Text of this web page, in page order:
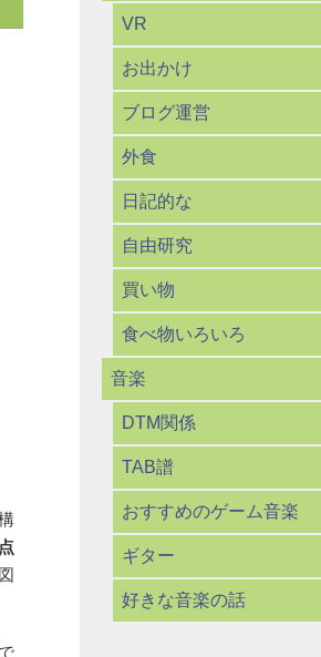
で
VR
お出かけ
ブログ運営
外食
日記的な
自由研究
買い物
食べ物いろいろ
音楽
DTM関係
TAB譜
おすすめのゲーム音楽
ギター
好きな音楽の話